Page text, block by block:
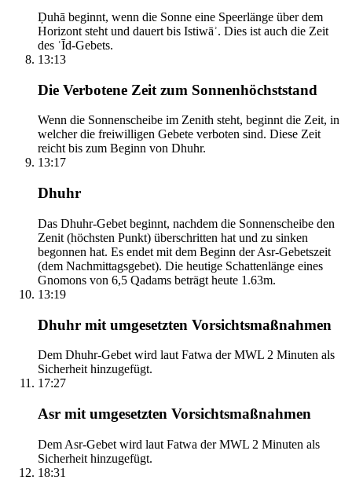
Ḍuhā beginnt, wenn die Sonne eine Speerlänge über dem
Horizont steht und dauert bis Istiwāʾ. Dies ist auch die Zeit
des ʿĪd-Gebets.
13:13
Die Verbotene Zeit zum Sonnenhöchststand
Wenn die Sonnenscheibe im Zenith steht, beginnt die Zeit, in
welcher die freiwilligen Gebete verboten sind. Diese Zeit
reicht bis zum Beginn von Dhuhr.
13:17
Dhuhr
Das Dhuhr-Gebet beginnt, nachdem die Sonnenscheibe den
Zenit (höchsten Punkt) überschritten hat und zu sinken
begonnen hat. Es endet mit dem Beginn der Asr-Gebetszeit
(dem Nachmittagsgebet). Die heutige Schattenlänge eines
Gnomons von 6,5 Qadams beträgt heute 1.63m.
13:19
Dhuhr mit umgesetzten Vorsichtsmaßnahmen
Dem Dhuhr-Gebet wird laut Fatwa der MWL 2 Minuten als
Sicherheit hinzugefügt.
17:27
Asr mit umgesetzten Vorsichtsmaßnahmen
Dem Asr-Gebet wird laut Fatwa der MWL 2 Minuten als
Sicherheit hinzugefügt.
18:31